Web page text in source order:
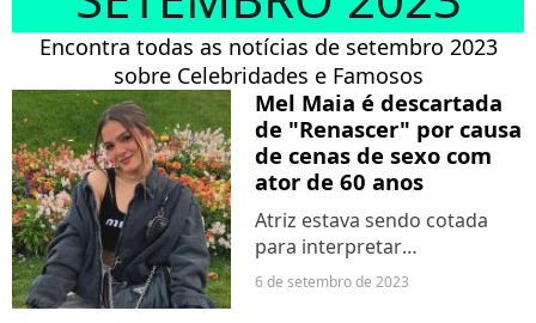
Encontra todas as notícias de setembro 2023
sobre Celebridades e Famosos
Mel Maia é descartada
de "Renascer" por causa
de cenas de sexo com
ator de 60 anos
Atriz estava sendo cotada
para interpretar
protagonista no reake de
6 de setembro de 2023